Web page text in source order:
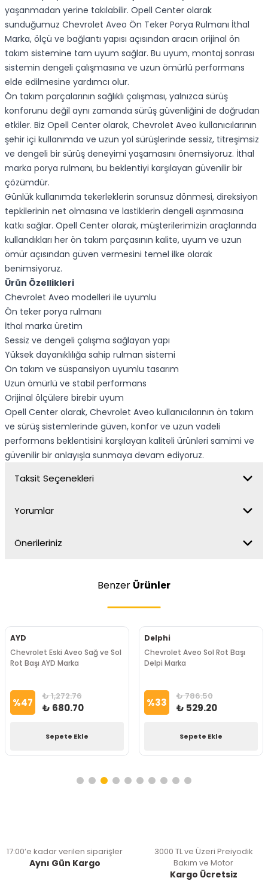
yaşanmadan yerine takılabilir. Opell Center olarak
sunduğumuz Chevrolet Aveo Ön Teker Porya Rulmanı İthal
Marka, ölçü ve bağlantı yapısı açısından aracın orijinal ön
takım sistemine tam uyum sağlar. Bu uyum, montaj sonrası
sistemin dengeli çalışmasına ve uzun ömürlü performans
elde edilmesine yardımcı olur.
Ön takım parçalarının sağlıklı çalışması, yalnızca sürüş
konforunu değil aynı zamanda sürüş güvenliğini de doğrudan
etkiler. Biz Opell Center olarak, Chevrolet Aveo kullanıcılarının
şehir içi kullanımda ve uzun yol sürüşlerinde sessiz, titreşimsiz
ve dengeli bir sürüş deneyimi yaşamasını önemsiyoruz. İthal
marka porya rulmanı, bu beklentiyi karşılayan güvenilir bir
çözümdür.
Günlük kullanımda tekerleklerin sorunsuz dönmesi, direksiyon
tepkilerinin net olmasına ve lastiklerin dengeli aşınmasına
katkı sağlar. Opell Center olarak, müşterilerimizin araçlarında
kullandıkları her ön takım parçasının kalite, uyum ve uzun
ömür açısından güven vermesini temel ilke olarak
benimsiyoruz.
Ürün Özellikleri
Chevrolet Aveo modelleri ile uyumlu
Ön teker porya rulmanı
İthal marka üretim
Sessiz ve dengeli çalışma sağlayan yapı
Yüksek dayanıklılığa sahip rulman sistemi
Ön takım ve süspansiyon uyumlu tasarım
Uzun ömürlü ve stabil performans
Orijinal ölçülere birebir uyum
Opell Center olarak, Chevrolet Aveo kullanıcılarının ön takım
ve sürüş sistemlerinde güven, konfor ve uzun vadeli
performans beklentisini karşılayan kaliteli ürünleri samimi ve
güvenilir bir anlayışla sunmaya devam ediyoruz.
Taksit Seçenekleri
Yorumlar
Önerileriniz
Benzer Ürünler
AYD
Chevrolet Eski Aveo Sağ ve Sol
Rot Başı AYD Marka
%47 ₺ 1,272.76
₺ 680.70
Sepete Ekle
Delphi
Chevrolet Aveo Sol Rot Başı
Delpi Marka
%33 ₺ 786.50
₺ 529.20
Sepete Ekle
17:00’e kadar verilen siparişler
Aynı Gün Kargo
3000 TL ve Üzeri Preiyodik
Bakım ve Motor
Kargo Ücretsiz